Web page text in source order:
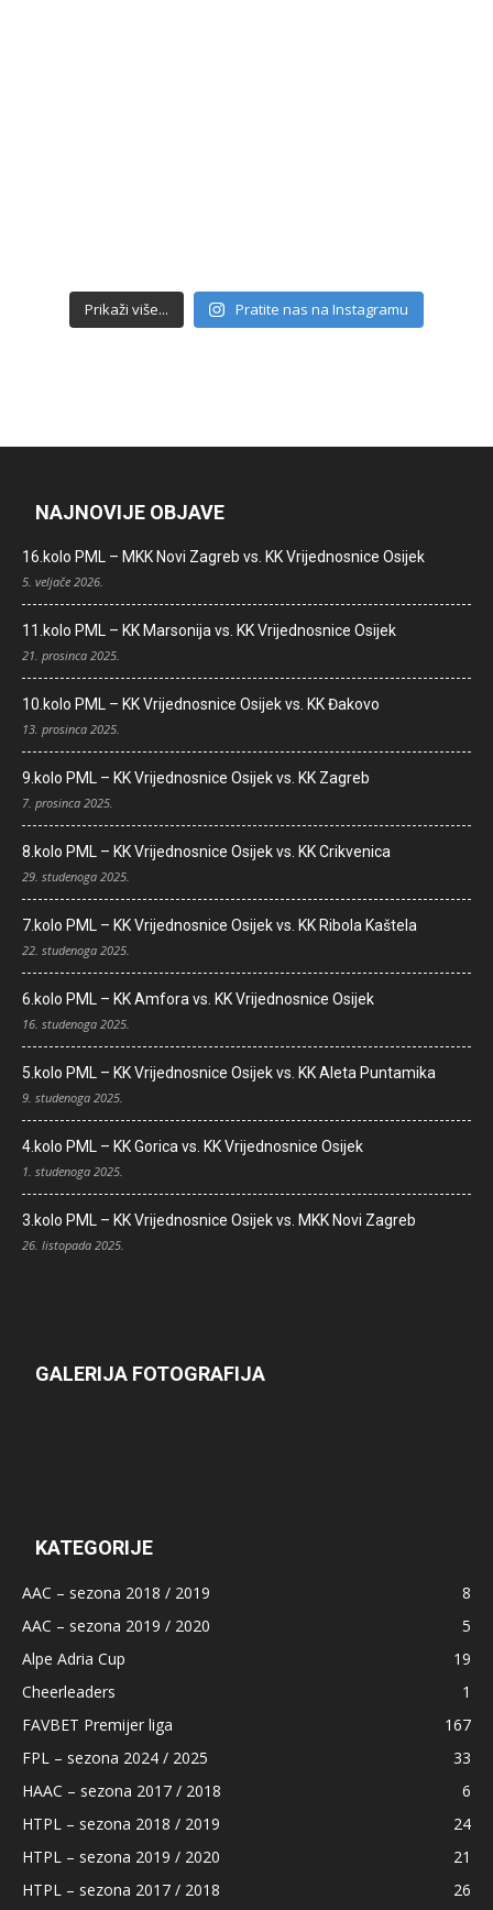
Prikaži više... Pratite nas na Instagramu
NAJNOVIJE OBJAVE
16.kolo PML – MKK Novi Zagreb vs. KK Vrijednosnice Osijek
5. veljače 2026.
11.kolo PML – KK Marsonija vs. KK Vrijednosnice Osijek
21. prosinca 2025.
10.kolo PML – KK Vrijednosnice Osijek vs. KK Đakovo
13. prosinca 2025.
9.kolo PML – KK Vrijednosnice Osijek vs. KK Zagreb
7. prosinca 2025.
8.kolo PML – KK Vrijednosnice Osijek vs. KK Crikvenica
29. studenoga 2025.
7.kolo PML – KK Vrijednosnice Osijek vs. KK Ribola Kaštela
22. studenoga 2025.
6.kolo PML – KK Amfora vs. KK Vrijednosnice Osijek
16. studenoga 2025.
5.kolo PML – KK Vrijednosnice Osijek vs. KK Aleta Puntamika
9. studenoga 2025.
4.kolo PML – KK Gorica vs. KK Vrijednosnice Osijek
1. studenoga 2025.
3.kolo PML – KK Vrijednosnice Osijek vs. MKK Novi Zagreb
26. listopada 2025.
GALERIJA FOTOGRAFIJA
KATEGORIJE
AAC – sezona 2018 / 2019
8
AAC – sezona 2019 / 2020
5
Alpe Adria Cup
19
Cheerleaders
1
FAVBET Premijer liga
167
FPL – sezona 2024 / 2025
33
HAAC – sezona 2017 / 2018
6
HTPL – sezona 2018 / 2019
24
HTPL – sezona 2019 / 2020
21
HTPL – sezona 2017 / 2018
26